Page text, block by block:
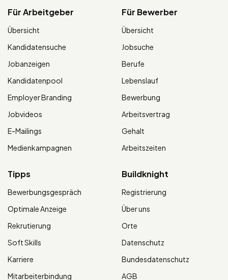
Für Arbeitgeber
Übersicht
Kandidatensuche
Jobanzeigen
Kandidatenpool
Employer Branding
Jobvideos
E-Mailings
Medienkampagnen
Für Bewerber
Übersicht
Jobsuche
Berufe
Lebenslauf
Bewerbung
Arbeitsvertrag
Gehalt
Arbeitszeiten
Tipps
Bewerbungsgespräch
Optimale Anzeige
Rekrutierung
Soft Skills
Karriere
Mitarbeiterbindung
Buildknight
Registrierung
Über uns
Orte
Datenschutz
Bundesdatenschutz
AGB